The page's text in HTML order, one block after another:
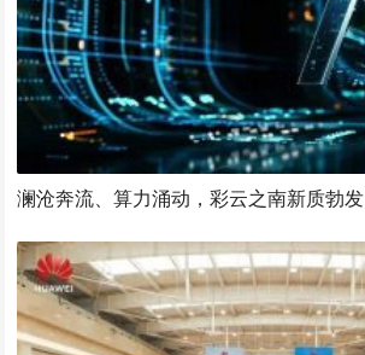
澜沧奔流、算力涌动，彩云之南新质勃发